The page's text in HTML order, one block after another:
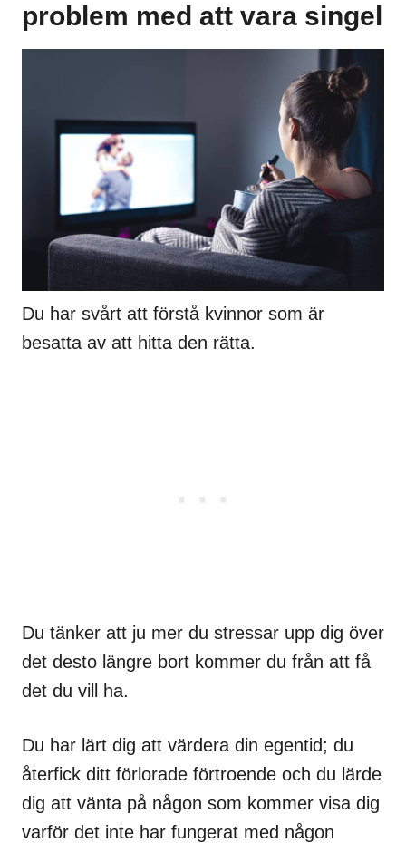
problem med att vara singel
Du har svårt att förstå kvinnor som är
besatta av att hitta den rätta.
Du tänker att ju mer du stressar upp dig över
det desto längre bort kommer du från att få
det du vill ha.
Du har lärt dig att värdera din egentid; du
återfick ditt förlorade förtroende och du lärde
dig att vänta på någon som kommer visa dig
varför det inte har fungerat med någon